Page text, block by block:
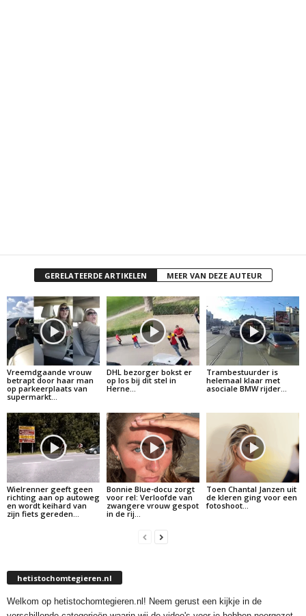
GERELATEERDE ARTIKELEN MEER VAN DEZE AUTEUR
Vreemdgaande vrouw
betrapt door haar man
op parkeerplaats van
supermarkt…
DHL bezorger bokst er
op los bij dit stel in
Herne…
Trambestuurder is
helemaal klaar met
asociale BMW rijder…
Wielrenner geeft geen
richting aan op autoweg
en wordt keihard van
zijn fiets gereden…
Bonnie Blue-docu zorgt
voor rel: Verloofde van
zwangere vrouw gespot
in de rij…
Toen Chantal Janzen uit
de kleren ging voor een
fotoshoot…
hetistochomtegieren.nl
Welkom op hetistochomtegieren.nl! Neem gerust een kijkje in de